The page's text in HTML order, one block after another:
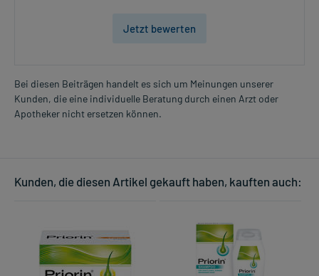
Jetzt bewerten
Bei diesen Beiträgen handelt es sich um Meinungen unserer
Kunden, die eine individuelle Beratung durch einen Arzt oder
Apotheker nicht ersetzen können.
Kunden, die diesen Artikel gekauft haben, kauften auch: